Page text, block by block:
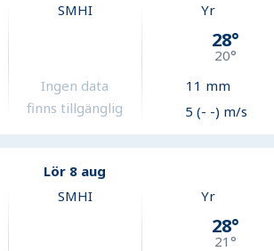
SMHI
Ingen data
finns tillgänglig
Yr
28°
20°
11 mm
5 (- -) m/s
Lör 8 aug
SMHI Yr
28°
21°